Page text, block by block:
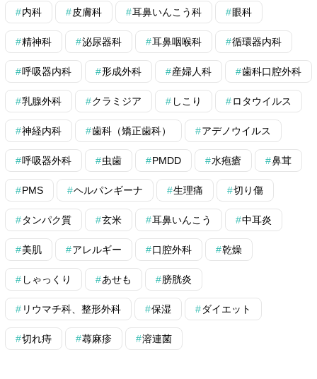
内科 皮膚科 耳鼻いんこう科 眼科
精神科 泌尿器科 耳鼻咽喉科 循環器内科
呼吸器内科 形成外科 産婦人科 歯科口腔外科
乳腺外科 クラミジア しこり ロタウイルス
神経内科 歯科（矯正歯科） アデノウイルス
呼吸器外科 虫歯 PMDD 水疱瘡 鼻茸
PMS ヘルパンギーナ 生理痛 切り傷
タンパク質 玄米 耳鼻いんこう 中耳炎
美肌 アレルギー 口腔外科 乾燥
しゃっくり あせも 膀胱炎
リウマチ科、整形外科 保湿 ダイエット
切れ痔 蕁麻疹 溶連菌